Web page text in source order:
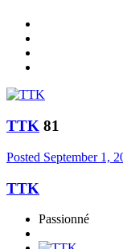
TTK 81
Posted September 1,
TTK
Passionné